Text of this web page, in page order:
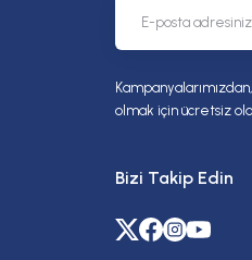
olmak için ücretsiz
Bizi Takip Edin